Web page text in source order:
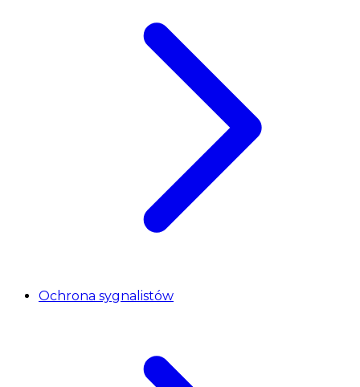
Ochrona sygnalistów